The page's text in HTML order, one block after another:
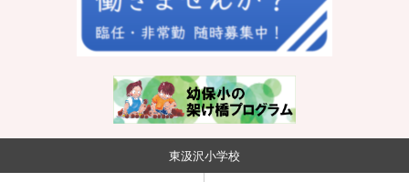
東汲沢小学校